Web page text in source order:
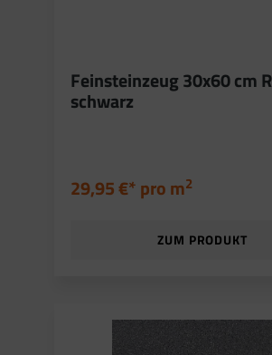
Feinsteinzeug 30x60 cm
schwarz
29,95 €* pro m2
ZUM PRODUKT